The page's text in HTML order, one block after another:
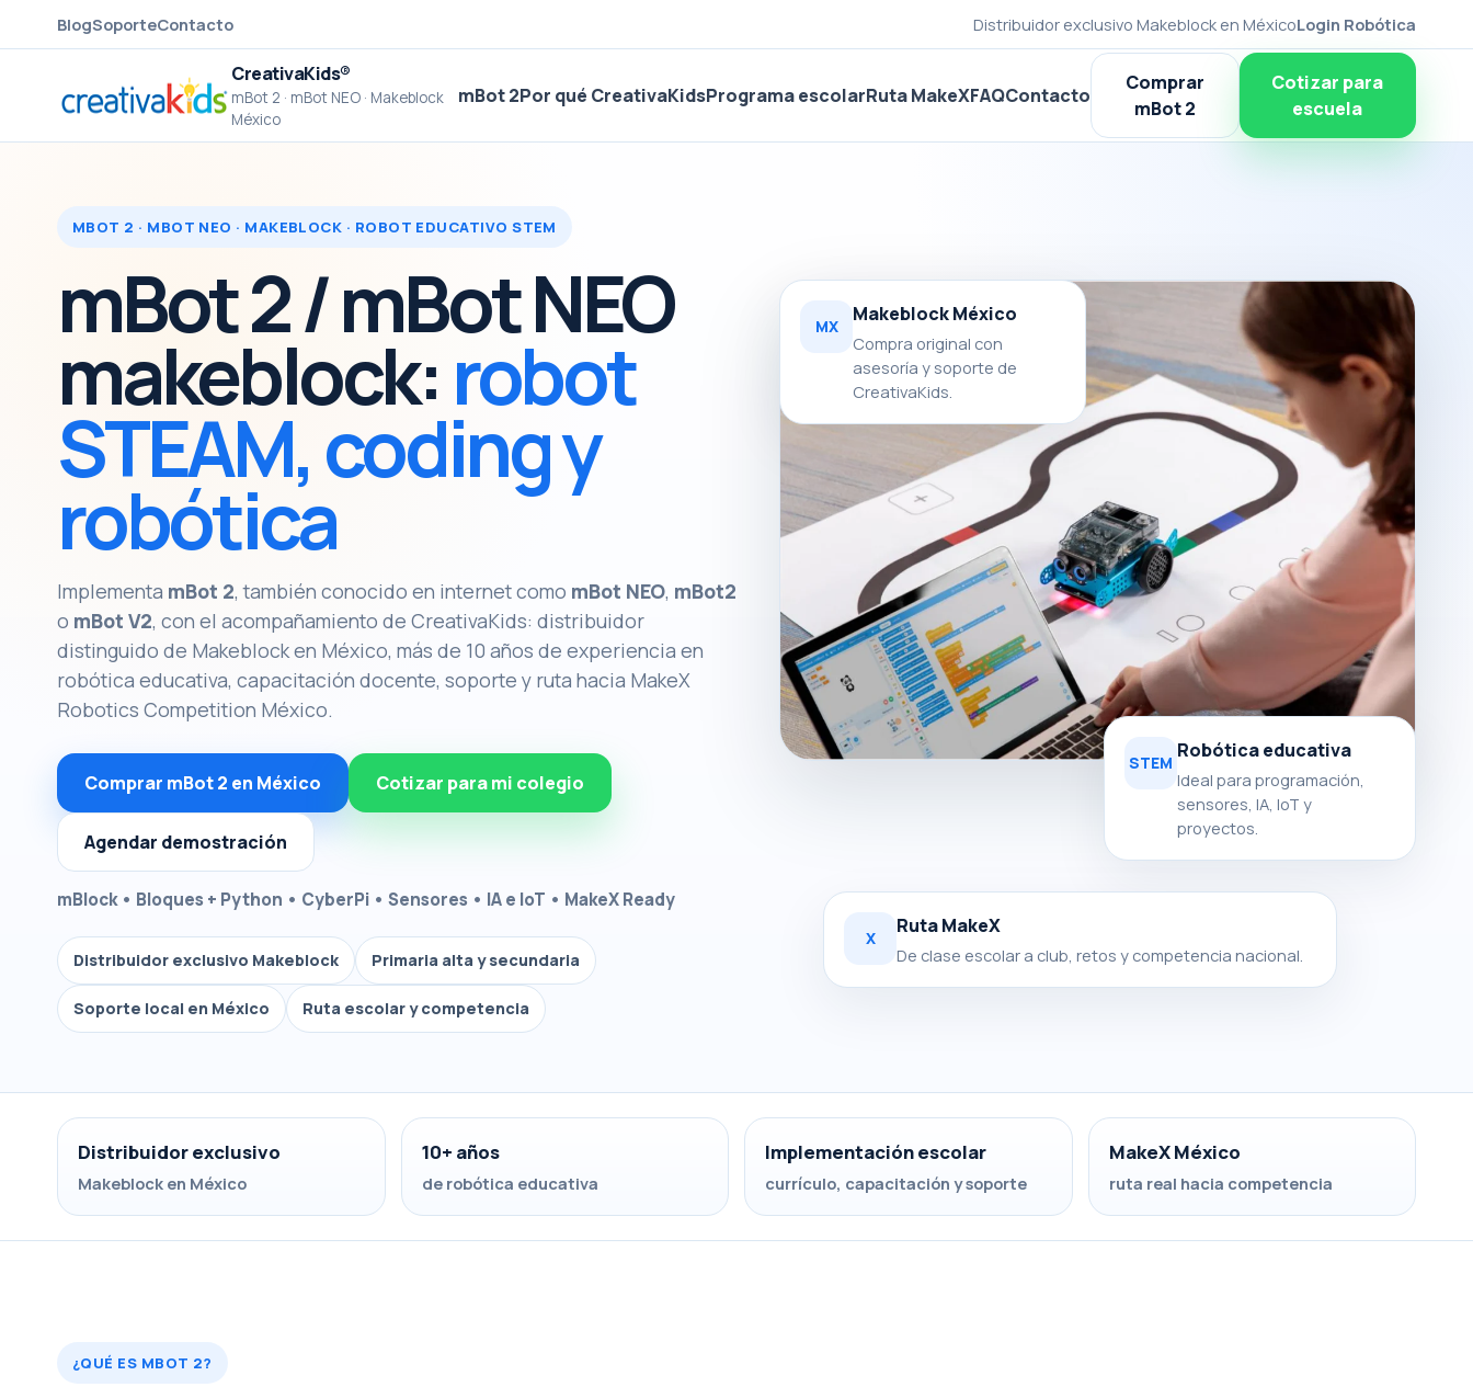
BlogSoporteContacto Distribuidor exclusivo Makeblock en MéxicoLogin Robótica
CreativaKids®
mBot 2 · mBot NEO · Makeblock
México
mBot 2Por qué CreativaKidsPrograma escolarRuta MakeXFAQContacto
Comprar
mBot 2
Cotizar para
escuela
MBOT 2 · MBOT NEO · MAKEBLOCK · ROBOT EDUCATIVO STEM
mBot 2 / mBot NEO
makeblock: robot
STEAM, coding y
robótica
Implementa mBot 2, también conocido en internet como mBot NEO, mBot2
o mBot V2, con el acompañamiento de CreativaKids: distribuidor
distinguido de Makeblock en México, más de 10 años de experiencia en
robótica educativa, capacitación docente, soporte y ruta hacia MakeX
Robotics Competition México.
Comprar mBot 2 en México Cotizar para mi colegio
Agendar demostración
mBlock • Bloques + Python • CyberPi • Sensores • IA e IoT • MakeX Ready
Distribuidor exclusivo Makeblock Primaria alta y secundaria
Soporte local en México Ruta escolar y competencia
MX
Makeblock México
Compra original con
asesoría y soporte de
CreativaKids.
STEM
Robótica educativa
Ideal para programación,
sensores, IA, IoT y
proyectos.
X
Ruta MakeX
De clase escolar a club, retos y competencia nacional.
Distribuidor exclusivo
Makeblock en México
10+ años
de robótica educativa
Implementación escolar
currículo, capacitación y soporte
MakeX México
ruta real hacia competencia
¿QUÉ ES MBOT 2?